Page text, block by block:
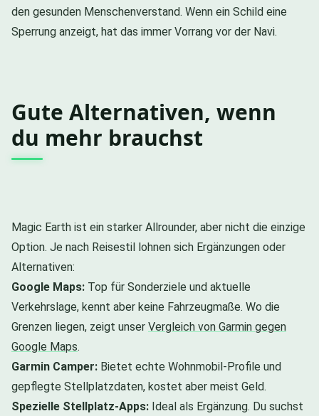
den gesunden Menschenverstand. Wenn ein Schild eine
Sperrung anzeigt, hat das immer Vorrang vor der Navi.
Gute Alternativen, wenn
du mehr brauchst
Magic Earth ist ein starker Allrounder, aber nicht die einzige
Option. Je nach Reisestil lohnen sich Ergänzungen oder
Alternativen:
Google Maps: Top für Sonderziele und aktuelle
Verkehrslage, kennt aber keine Fahrzeugmaße. Wo die
Grenzen liegen, zeigt unser Vergleich von Garmin gegen
Google Maps.
Garmin Camper: Bietet echte Wohnmobil-Profile und
gepflegte Stellplatzdaten, kostet aber meist Geld.
Spezielle Stellplatz-Apps: Ideal als Ergänzung. Du suchst